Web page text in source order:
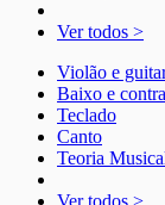
Ver todos >
Violão e
Baixo e
Teclado
Canto
Teoria
Ver todos >